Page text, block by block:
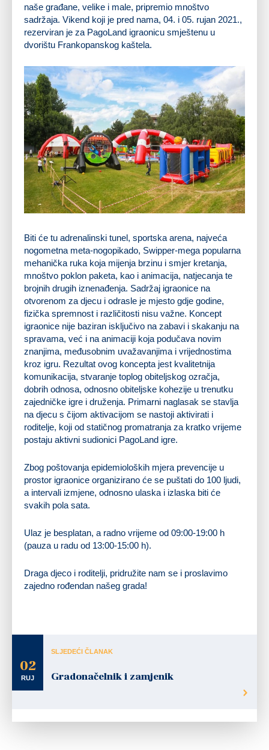
naše građane, velike i male, pripremio mnoštvo
sadržaja. Vikend koji je pred nama, 04. i 05. rujan 2021.,
rezerviran je za PagoLand igraonicu smještenu u
dvorištu Frankopanskog kaštela.
Biti će tu adrenalinski tunel, sportska arena, najveća
nogometna meta-nogopikado, Swipper-mega popularna
mehanička ruka koja mijenja brzinu i smjer kretanja,
mnoštvo poklon paketa, kao i animacija, natjecanja te
brojnih drugih iznenađenja. Sadržaj igraonice na
otvorenom za djecu i odrasle je mjesto gdje godine,
fizička spremnost i različitosti nisu važne. Koncept
igraonice nije baziran isključivo na zabavi i skakanju na
spravama, već i na animaciji koja podučava novim
znanjima, međusobnim uvažavanjima i vrijednostima
kroz igru. Rezultat ovog koncepta jest kvalitetnija
komunikacija, stvaranje toplog obiteljskog ozračja,
dobrih odnosa, odnosno obiteljske kohezije u trenutku
zajedničke igre i druženja. Primarni naglasak se stavlja
na djecu s čijom aktivacijom se nastoji aktivirati i
roditelje, koji od statičnog promatranja za kratko vrijeme
postaju aktivni sudionici PagoLand igre.
Zbog poštovanja epidemioloških mjera prevencije u
prostor igraonice organizirano će se puštati do 100 ljudi,
a intervali izmjene, odnosno ulaska i izlaska biti će
svakih pola sata.
Ulaz je besplatan, a radno vrijeme od 09:00-19:00 h
(pauza u radu od 13:00-15:00 h).
Draga djeco i roditelji, pridružite nam se i proslavimo
zajedno rođendan našeg grada!
02
RUJ
SLJEDEĆI ČLANAK
Gradonačelnik i zamjenik